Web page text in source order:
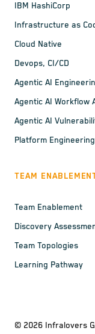
IBM HashiCorp
Infrastructure as
Cloud Native
Devops, CI/CD
Agentic AI
Agentic AI Workflow
Agentic AI
Platform Engineering
TEAM
Team Enablement
Discovery
Team Topologies
Learning Pathway
© 2026 Infralovers